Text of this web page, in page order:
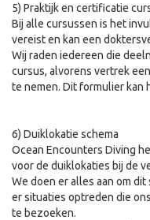
5) Praktijk en certificatie
Bij alle cursussen is het
vereist en kan een
Wij raden iedereen die
cursus, alvorens vertrek
te nemen. Dit formulier kan
6) Duiklokatie schema
Ocean Encounters Diving
voor de duiklokaties bij de
We doen er alles aan om
er situaties optreden die
te bezoeken.